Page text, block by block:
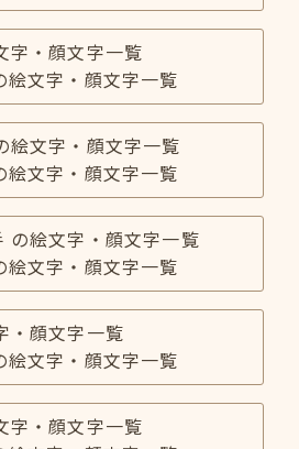
字・顔文字一覧
絵文字・顔文字一覧
絵文字・顔文字一覧
絵文字・顔文字一覧
の絵文字・顔文字一覧
絵文字・顔文字一覧
・顔文字一覧
絵文字・顔文字一覧
字・顔文字一覧